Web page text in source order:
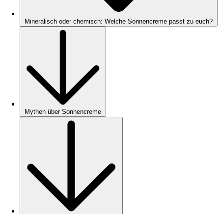
Mineralisch oder chemisch: Welche Sonnencreme passt zu euch?
Mythen über Sonnencreme